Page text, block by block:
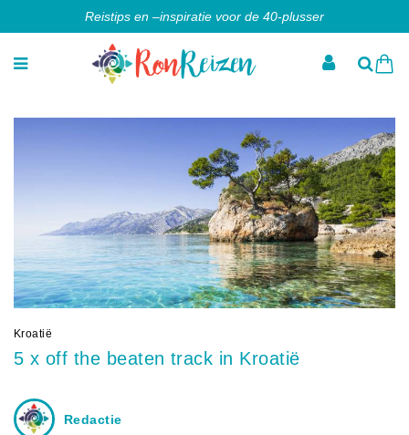
Reistips en –inspiratie voor de 40-plusser
Kroatië
5 x off the beaten track in Kroatië
Redactie